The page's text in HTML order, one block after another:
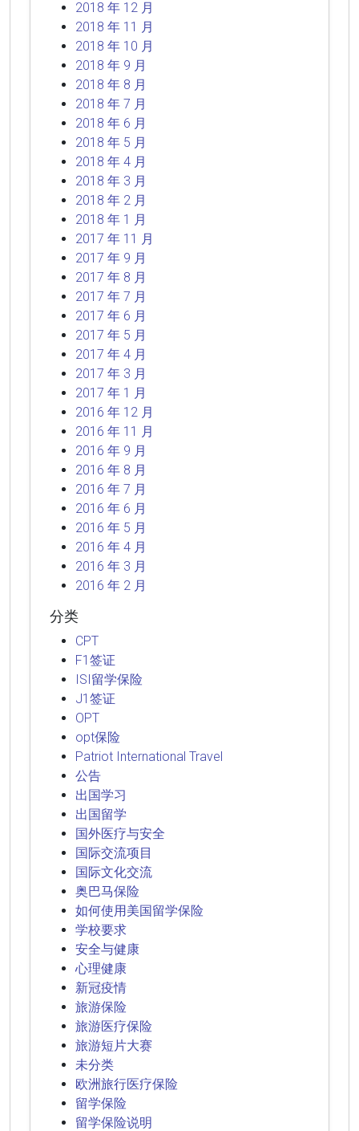
2018 年 12 月
2018 年 11 月
2018 年 10 月
2018 年 9 月
2018 年 8 月
2018 年 7 月
2018 年 6 月
2018 年 5 月
2018 年 4 月
2018 年 3 月
2018 年 2 月
2018 年 1 月
2017 年 11 月
2017 年 9 月
2017 年 8 月
2017 年 7 月
2017 年 6 月
2017 年 5 月
2017 年 4 月
2017 年 3 月
2017 年 1 月
2016 年 12 月
2016 年 11 月
2016 年 9 月
2016 年 8 月
2016 年 7 月
2016 年 6 月
2016 年 5 月
2016 年 4 月
2016 年 3 月
2016 年 2 月
分类
CPT
F1签证
ISI留学保险
J1签证
OPT
opt保险
Patriot International Travel
公告
出国学习
出国留学
国外医疗与安全
国际交流项目
国际文化交流
奥巴马保险
如何使用美国留学保险
学校要求
安全与健康
心理健康
新冠疫情
旅游保险
旅游医疗保险
旅游短片大赛
未分类
欧洲旅行医疗保险
留学保险
留学保险说明